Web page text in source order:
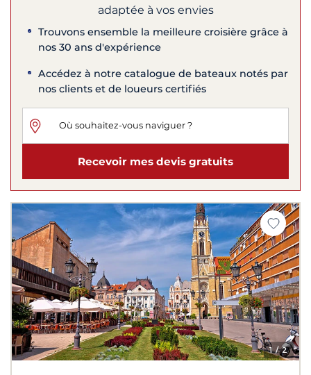
adaptée à vos envies
Trouvons ensemble la meilleure croisière grâce à
nos 30 ans d'expérience
Accédez à notre catalogue de bateaux notés par
nos clients et de loueurs certifiés
Recevoir mes devis gratuits
1/ 2